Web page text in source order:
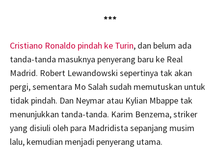
***
Cristiano Ronaldo pindah ke Turin, dan belum ada
tanda-tanda masuknya penyerang baru ke Real
Madrid. Robert Lewandowski sepertinya tak akan
pergi, sementara Mo Salah sudah memutuskan untuk
tidak pindah. Dan Neymar atau Kylian Mbappe tak
menunjukkan tanda-tanda. Karim Benzema, striker
yang disiuli oleh para Madridista sepanjang musim
lalu, kemudian menjadi penyerang utama.